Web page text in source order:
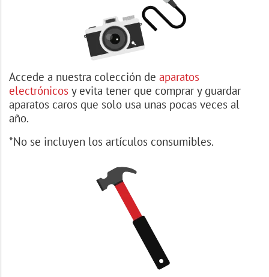
Accede a nuestra colección de aparatos
electrónicos y evita tener que comprar y guardar
aparatos caros que solo usa unas pocas veces al
año.
*No se incluyen los artículos consumibles.